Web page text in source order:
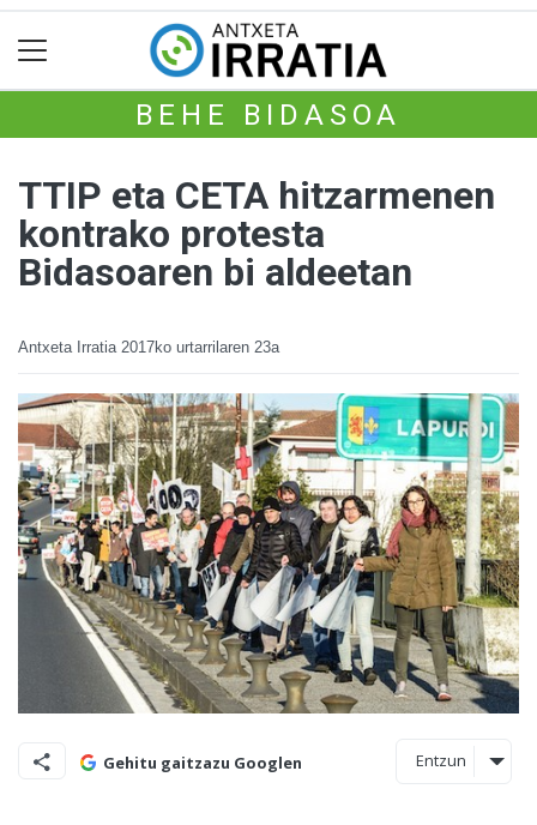
BEHE BIDASOA
TTIP eta CETA hitzarmenen
kontrako protesta
Bidasoaren bi aldeetan
Antxeta Irratia 2017ko urtarrilaren 23a
Gehitu gaitzazu Googlen Entzun